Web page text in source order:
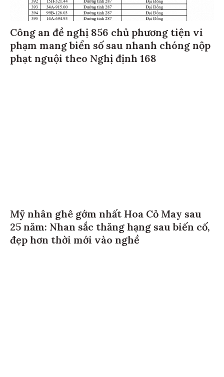
Công an đề nghị 856 chủ phương tiện vi
phạm mang biển số sau nhanh chóng nộp
phạt nguội theo Nghị định 168
Mỹ nhân ghê gớm nhất Hoa Cỏ May sau
25 năm: Nhan sắc thăng hạng sau biến cố,
đẹp hơn thời mới vào nghề